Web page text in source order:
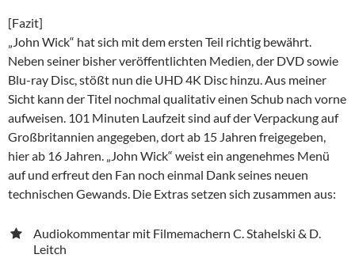
[Fazit]
„John Wick“ hat sich mit dem ersten Teil richtig bewährt.
Neben seiner bisher veröffentlichten Medien, der DVD sowie
Blu-ray Disc, stößt nun die UHD 4K Disc hinzu. Aus meiner
Sicht kann der Titel nochmal qualitativ einen Schub nach vorne
aufweisen. 101 Minuten Laufzeit sind auf der Verpackung auf
Großbritannien angegeben, dort ab 15 Jahren freigegeben,
hier ab 16 Jahren. „John Wick“ weist ein angenehmes Menü
auf und erfreut den Fan noch einmal Dank seines neuen
technischen Gewands. Die Extras setzen sich zusammen aus:
Audiokommentar mit Filmemachern C. Stahelski & D.
Leitch